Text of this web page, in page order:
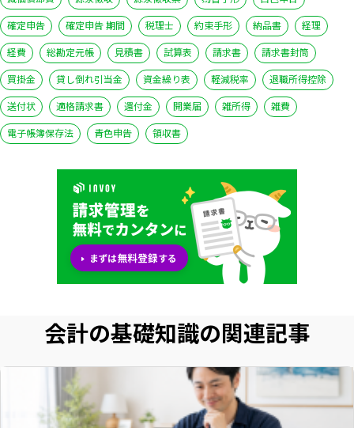
確定申告
確定申告 期間 税理士 約束手形 納品書
経理
経費
総勘定元帳 見積書 試算表 請求書
請求書封筒
買掛金
貸し倒れ引当金 資金繰り表 軽減税率
退職所得控除
送付状
適格請求書 還付金 開業届 雑所得
雑費
電子帳簿保存法
青色申告 領収書
会計の基礎知識の関連記事